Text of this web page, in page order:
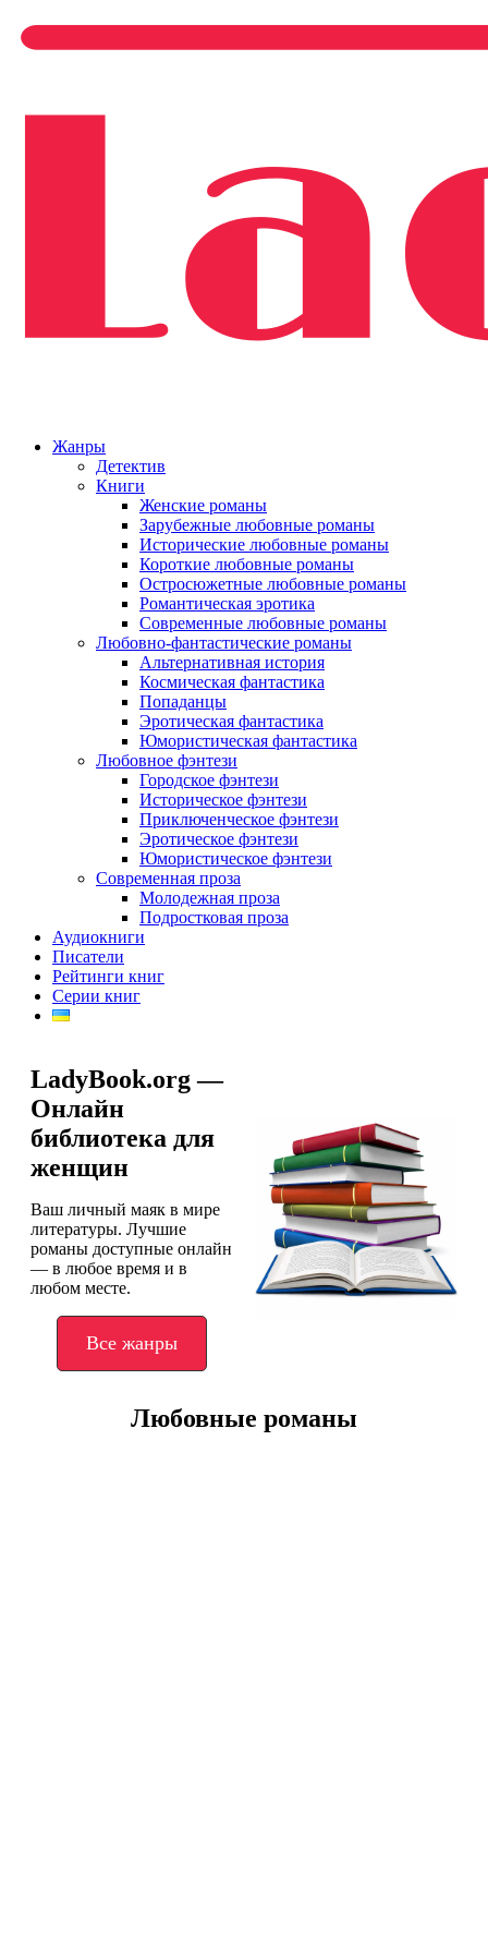
Жанры
Детектив
Книги
Женские романы
Зарубежные любовные романы
Исторические любовные романы
Короткие любовные романы
Остросюжетные любовные романы
Романтическая эротика
Современные любовные романы
Любовно-фантастические романы
Альтернативная история
Космическая фантастика
Попаданцы
Эротическая фантастика
Юмористическая фантастика
Любовное фэнтези
Городское фэнтези
Историческое фэнтези
Приключенческое фэнтези
Эротическое фэнтези
Юмористическое фэнтези
Современная проза
Молодежная проза
Подростковая проза
Аудиокниги
Писатели
Рейтинги книг
Серии книг
LadyBook.org —
Онлайн
библиотека для
женщин
Ваш личный маяк в мире
литературы. Лучшие
романы доступные онлайн
— в любое время и в
любом месте.
Все жанры
Любовные романы